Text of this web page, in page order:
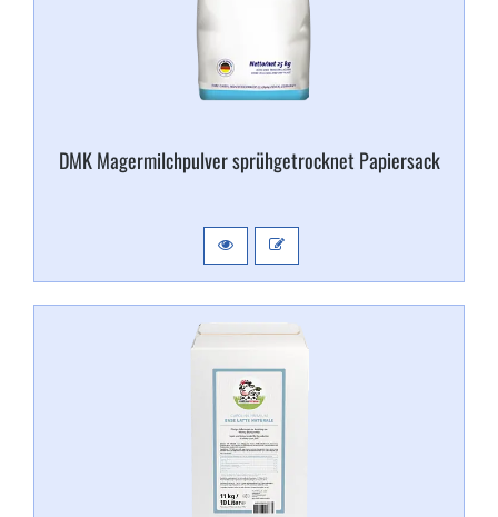
DMK Magermilchpulver sprühgetrocknet Papiersack